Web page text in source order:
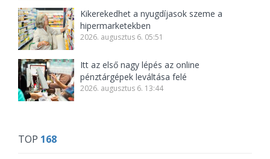
Kikerekedhet a nyugdíjasok szeme a
hipermarketekben
2026. augusztus 6. 05:51
Itt az első nagy lépés az online
pénztárgépek leváltása felé
2026. augusztus 6. 13:44
TOP 168